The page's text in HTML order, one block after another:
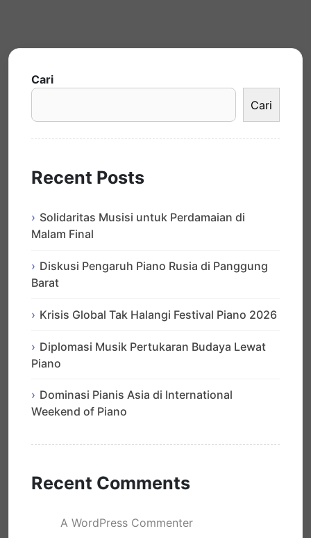
Cari
Cari
Recent Posts
Solidaritas Musisi untuk Perdamaian di
Malam Final
Diskusi Pengaruh Piano Rusia di Panggung
Barat
Krisis Global Tak Halangi Festival Piano 2026
Diplomasi Musik Pertukaran Budaya Lewat
Piano
Dominasi Pianis Asia di International
Weekend of Piano
Recent Comments
A WordPress Commenter